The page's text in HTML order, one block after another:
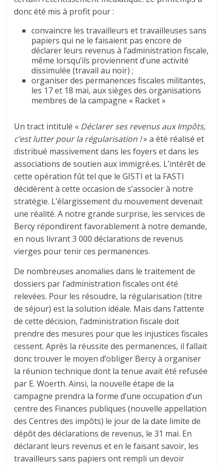
donc été mis à profit pour :
convaincre les travailleurs et travailleuses sans
papiers qui ne le faisaient pas encore de
déclarer leurs revenus à l’administration fiscale,
même lorsqu’ils proviennent d’une activité
dissimulée (travail au noir) ;
organiser des permanences fiscales militantes,
les 17 et 18 mai, aux sièges des organisations
membres de la campagne « Racket »
Un tract intitulé « Déclarer ses revenus aux Impôts,
c’est lutter pour la régularisation !» a été réalisé et
distribué massivement dans les foyers et dans les
associations de soutien aux immigré.es. L’intérêt de
cette opération fût tel que le GISTI et la FASTI
décidèrent à cette occasion de s’associer à notre
stratégie. L’élargissement du mouvement devenait
une réalité. A notre grande surprise, les services de
Bercy répondirent favorablement à notre demande,
en nous livrant 3 000 déclarations de revenus
vierges pour tenir ces permanences.
De nombreuses anomalies dans le traitement de
dossiers par l’administration fiscales ont été
relevées. Pour les résoudre, la régularisation (titre
de séjour) est la solution idéale. Mais dans l’attente
de cette décision, l’administration fiscale doit
prendre des mesures pour que les injustices fiscales
cessent. Après la réussite des permanences, il fallait
donc trouver le moyen d’obliger Bercy à organiser
la réunion technique dont la tenue avait été refusée
par E. Woerth. Ainsi, la nouvelle étape de la
campagne prendra la forme d’une occupation d’un
centre des Finances publiques (nouvelle appellation
des Centres des impôts) le jour de la date limite de
dépôt des déclarations de revenus, le 31 mai. En
déclarant leurs revenus et en le faisant savoir, les
travailleurs sans papiers ont rempli un devoir